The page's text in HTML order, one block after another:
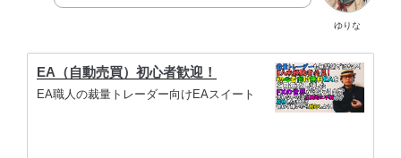
ゆりな
EA（自動売買）初心者歓迎！
EA職人の裁量トレーダー向けEAスイート